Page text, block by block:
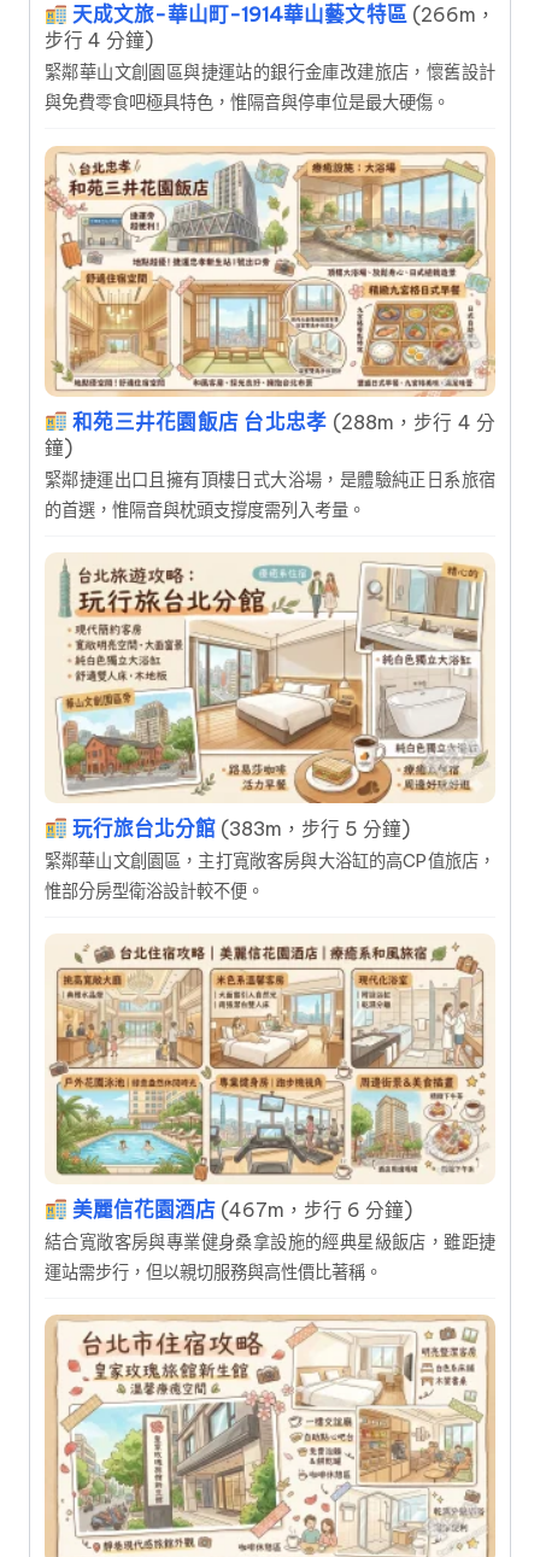
天成文旅-華山町-1914華山藝文特區 (266m，
步行 4 分鐘)
緊鄰華山文創園區與捷運站的銀行金庫改建旅店，懷舊設計
與免費零食吧極具特色，惟隔音與停車位是最大硬傷。
和苑三井花園飯店 台北忠孝 (288m，步行 4 分
鐘)
緊鄰捷運出口且擁有頂樓日式大浴場，是體驗純正日系旅宿
的首選，惟隔音與枕頭支撐度需列入考量。
玩行旅台北分館 (383m，步行 5 分鐘)
緊鄰華山文創園區，主打寬敞客房與大浴缸的高CP值旅店，
惟部分房型衛浴設計較不便。
美麗信花園酒店 (467m，步行 6 分鐘)
結合寬敞客房與專業健身桑拿設施的經典星級飯店，雖距捷
運站需步行，但以親切服務與高性價比著稱。